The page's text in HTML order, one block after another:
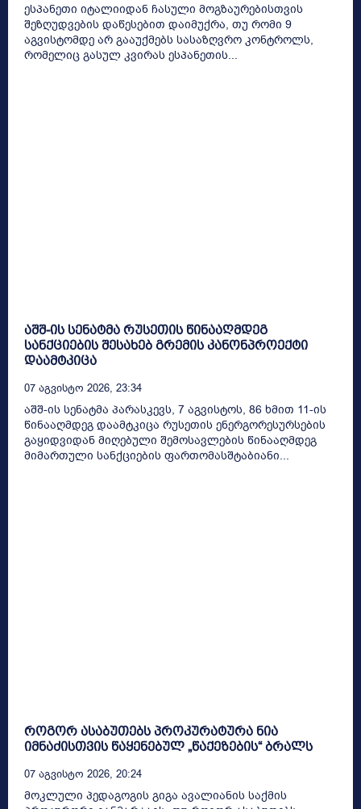
ესპანეთი იტალიიდან ჩასული მოგზაურებისთვის
შეზღუდვების დაწესებით დაიმუქრა, თუ რომი 9
აგვისტომდე არ გააუქმებს სასაზღვრო კონტროლს,
რომელიც გასულ კვირას ესპანეთის...
აშშ-ის სენატმა რუსეთის წინააღმდეგ
სანქციების შესახებ გრემის კანონპროექტი
დაამტკიცა
07 Აგვისტო 2026, 23:34
აშშ-ის სენატმა პარასკევს, 7 აგვისტოს, 86 ხმით 11-ის
წინააღმდეგ დაამტკიცა რუსეთის ენერგორესურსების
გაყიდვიდან მიღებული შემოსავლების წინააღმდეგ
მიმართული სანქციების ფართომასშტაბიანი...
როგორ ასაბუთებს პროკურატურა ნია
იმნაძისთვის წაყენებულ „წაქეზების“ ბრალს
07 Აგვისტო 2026, 20:24
მოკლული პედაგოგის გიგა ავალიანის საქმის